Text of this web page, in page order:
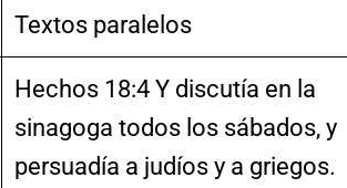
Textos paralelos
Hechos 18:4 Y discutía en la
sinagoga todos los sábados, y
persuadía a judíos y a griegos.